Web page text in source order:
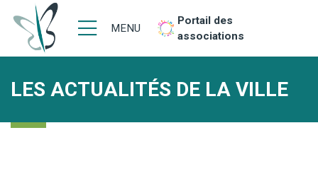
MENU
Portail des
associations
LES ACTUALITÉS DE LA VILLE